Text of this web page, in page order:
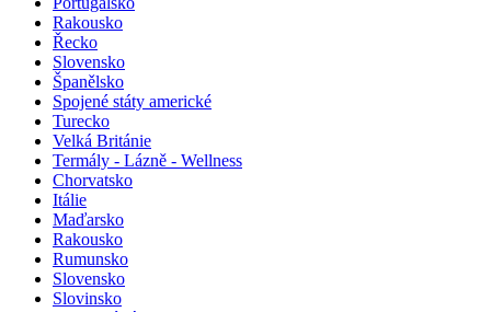
Polsko
Portugalsko
Rakousko
Řecko
Slovensko
Španělsko
Spojené státy americké
Turecko
Velká Británie
Termály - Lázně - Wellness
Chorvatsko
Itálie
Maďarsko
Rakousko
Rumunsko
Slovensko